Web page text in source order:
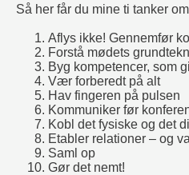
Så her får du mine ti tanker
Aflys ikke! Gennemfør
Forstå mødets
Byg kompetencer, som
Vær forberedt på alt
Hav fingeren på pulsen
Kommuniker før
Kobl det fysiske og det
Etabler relationer – og
Saml op
Gør det nemt!